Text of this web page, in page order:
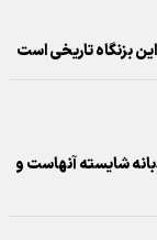
بزنگاه تاریخی است
شایسته آنهاست و